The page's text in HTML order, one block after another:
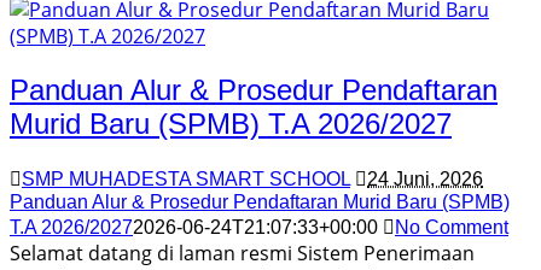
Panduan Alur & Prosedur Pendaftaran
Murid Baru (SPMB) T.A 2026/2027
SMP MUHADESTA SMART SCHOOL
24 Juni, 2026
Panduan Alur & Prosedur Pendaftaran Murid Baru (SPMB)
T.A 2026/20272026-06-24T21:07:33+00:00 No Comment
Selamat datang di laman resmi Sistem Penerimaan